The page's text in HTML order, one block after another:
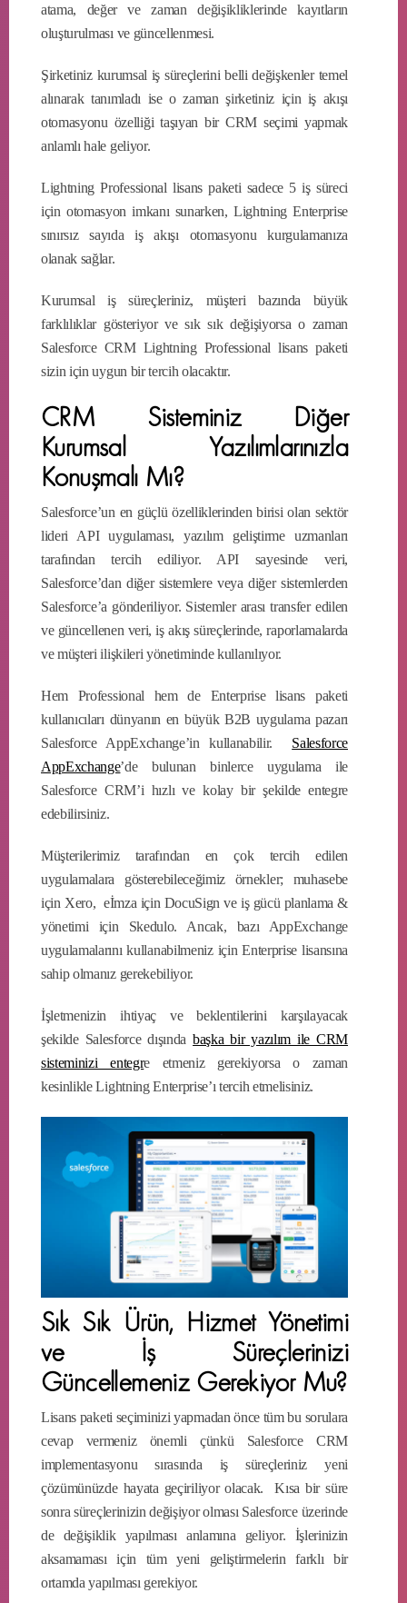
atama, değer ve zaman değişikliklerinde kayıtların
oluşturulması ve güncellenmesi.
Şirketiniz kurumsal iş süreçlerini belli değişkenler temel
alınarak tanımladı ise o zaman şirketiniz için iş akışı
otomasyonu özelliği taşıyan bir CRM seçimi yapmak
anlamlı hale geliyor.
Lightning Professional lisans paketi sadece 5 iş süreci
için otomasyon imkanı sunarken, Lightning Enterprise
sınırsız sayıda iş akışı otomasyonu kurgulamanıza
olanak sağlar.
Kurumsal iş süreçleriniz, müşteri bazında büyük
farklılıklar gösteriyor ve sık sık değişiyorsa o zaman
Salesforce CRM Lightning Professional lisans paketi
sizin için uygun bir tercih olacaktır.
CRM Sisteminiz Diğer
Kurumsal Yazılımlarınızla
Konuşmalı Mı?
Salesforce’un en güçlü özelliklerinden birisi olan sektör
lideri API uygulaması, yazılım geliştirme uzmanları
tarafından tercih ediliyor. API sayesinde veri,
Salesforce’dan diğer sistemlere veya diğer sistemlerden
Salesforce’a gönderiliyor. Sistemler arası transfer edilen
ve güncellenen veri, iş akış süreçlerinde, raporlamalarda
ve müşteri ilişkileri yönetiminde kullanılıyor.
Hem Professional hem de Enterprise lisans paketi
kullanıcıları dünyanın en büyük B2B uygulama pazarı
Salesforce AppExchange’in kullanabilir. Salesforce
AppExchange’de bulunan binlerce uygulama ile
Salesforce CRM’i hızlı ve kolay bir şekilde entegre
edebilirsiniz.
Müşterilerimiz tarafından en çok tercih edilen
uygulamalara gösterebileceğimiz örnekler; muhasebe
için Xero, eİmza için DocuSign ve iş gücü planlama &
yönetimi için Skedulo. Ancak, bazı AppExchange
uygulamalarını kullanabilmeniz için Enterprise lisansına
sahip olmanız gerekebiliyor.
İşletmenizin ihtiyaç ve beklentilerini karşılayacak
şekilde Salesforce dışındabaşka bir yazılım ile CRM
sisteminizi entegre etmeniz gerekiyorsa o zaman
kesinlikle Lightning Enterprise’ı tercih etmelisiniz.
Sık Sık Ürün, Hizmet Yönetimi
ve İş Süreçlerinizi
Güncellemeniz Gerekiyor Mu?
Lisans paketi seçiminizi yapmadan önce tüm bu sorulara
cevap vermeniz önemli çünkü Salesforce CRM
implementasyonu sırasında iş süreçleriniz yeni
çözümünüzde hayata geçiriliyor olacak. Kısa bir süre
sonra süreçlerinizin değişiyor olması Salesforce üzerinde
de değişiklik yapılması anlamına geliyor. İşlerinizin
aksamaması için tüm yeni geliştirmelerin farklı bir
ortamda yapılması gerekiyor.